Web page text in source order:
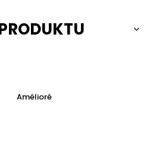
Amélioré